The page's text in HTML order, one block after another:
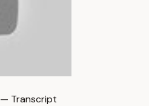
— Transcript